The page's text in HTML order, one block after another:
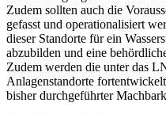
Zudem sollten auch die
gefasst und operationalisiert
dieser Standorte für ein
abzubilden und eine
Zudem werden die unter das
Anlagenstandorte
bisher durchgeführter